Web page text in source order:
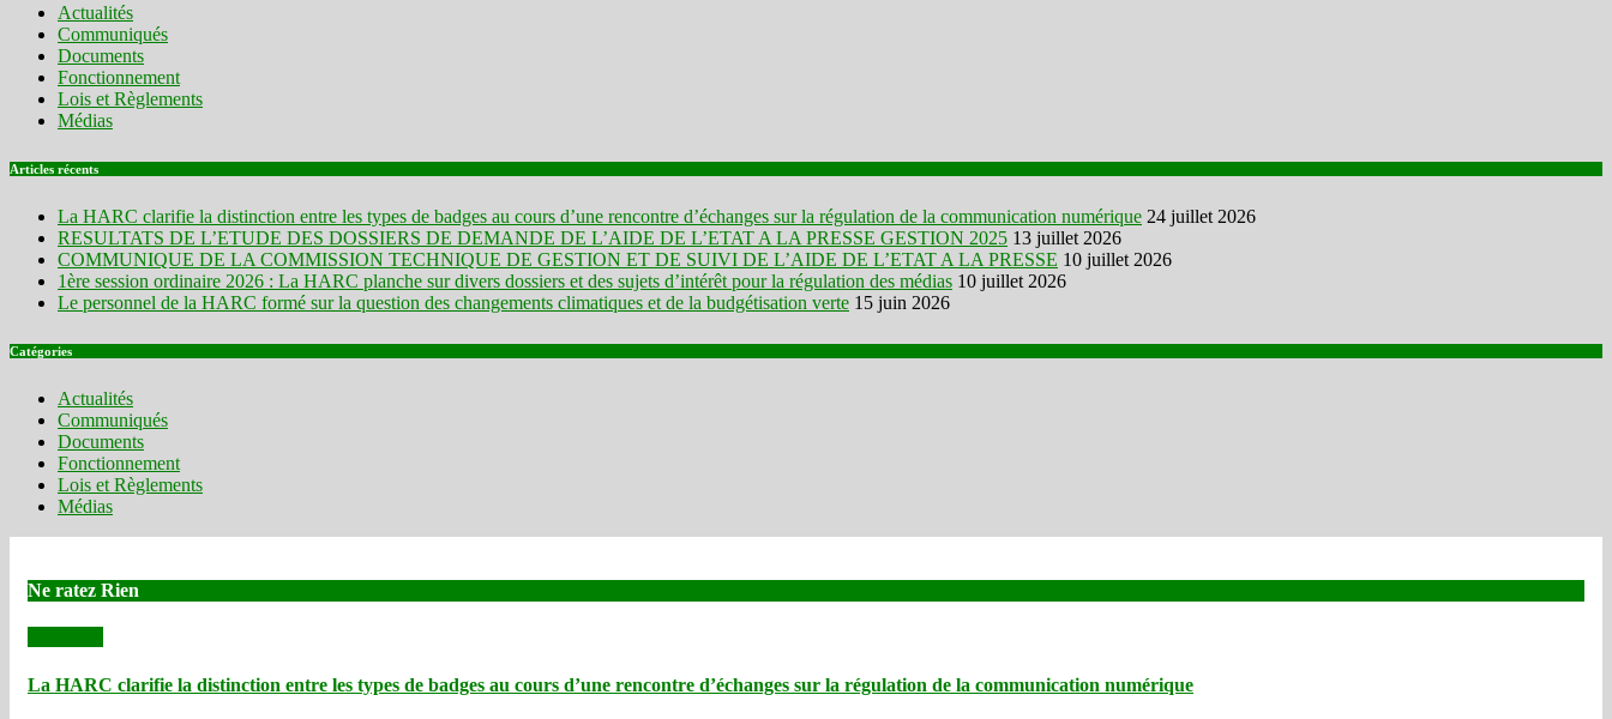
Actualités
Communiqués
Documents
Fonctionnement
Lois et Règlements
Médias
Articles récents
La HARC clarifie la distinction entre les types de badges au cours d’une rencontre d’échanges sur la régulation de la communication numérique 24 juillet 2026
RESULTATS DE L’ETUDE DES DOSSIERS DE DEMANDE DE L’AIDE DE L’ETAT A LA PRESSE GESTION 2025 13 juillet 2026
COMMUNIQUE DE LA COMMISSION TECHNIQUE DE GESTION ET DE SUIVI DE L’AIDE DE L’ETAT A LA PRESSE 10 juillet 2026
1ère session ordinaire 2026 : La HARC planche sur divers dossiers et des sujets d’intérêt pour la régulation des médias 10 juillet 2026
Le personnel de la HARC formé sur la question des changements climatiques et de la budgétisation verte 15 juin 2026
Catégories
Actualités
Communiqués
Documents
Fonctionnement
Lois et Règlements
Médias
Ne ratez Rien
La HARC clarifie la distinction entre les types de badges au cours d’une rencontre d’échanges sur la régulation de la communication numérique